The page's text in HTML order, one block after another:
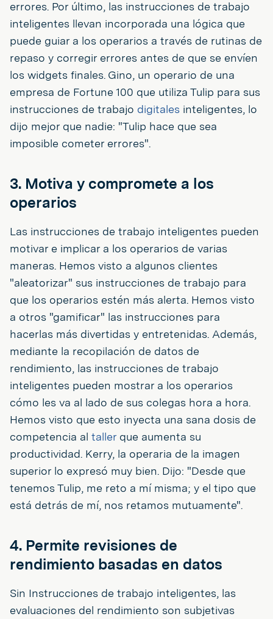
errores. Por último, las instrucciones de trabajo
inteligentes llevan incorporada una lógica que
puede guiar a los operarios a través de rutinas de
repaso y corregir errores antes de que se envíen
los widgets finales. Gino, un operario de una
empresa de Fortune 100 que utiliza Tulip para sus
instrucciones de trabajo digitales inteligentes, lo
dijo mejor que nadie: "Tulip hace que sea
imposible cometer errores".
3. Motiva y compromete a los
operarios
Las instrucciones de trabajo inteligentes pueden
motivar e implicar a los operarios de varias
maneras. Hemos visto a algunos clientes
"aleatorizar" sus instrucciones de trabajo para
que los operarios estén más alerta. Hemos visto
a otros "gamificar" las instrucciones para
hacerlas más divertidas y entretenidas. Además,
mediante la recopilación de datos de
rendimiento, las instrucciones de trabajo
inteligentes pueden mostrar a los operarios
cómo les va al lado de sus colegas hora a hora.
Hemos visto que esto inyecta una sana dosis de
competencia al taller que aumenta su
productividad. Kerry, la operaria de la imagen
superior lo expresó muy bien. Dijo: "Desde que
tenemos Tulip, me reto a mí misma; y el tipo que
está detrás de mí, nos retamos mutuamente".
4. Permite revisiones de
rendimiento basadas en datos
Sin Instrucciones de trabajo inteligentes, las
evaluaciones del rendimiento son subjetivas